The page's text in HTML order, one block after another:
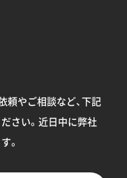
頼やご相談など、下記
さい。 近日中に弊社
。